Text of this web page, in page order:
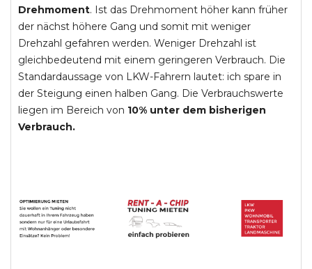
Drehmoment. Ist das Drehmoment höher kann früher
der nächst höhere Gang und somit mit weniger
Drehzahl gefahren werden. Weniger Drehzahl ist
gleichbedeutend mit einem geringeren Verbrauch. Die
Standardaussage von LKW-Fahrern lautet: ich spare in
der Steigung einen halben Gang. Die Verbrauchswerte
liegen im Bereich von 10% unter dem bisherigen
Verbrauch.